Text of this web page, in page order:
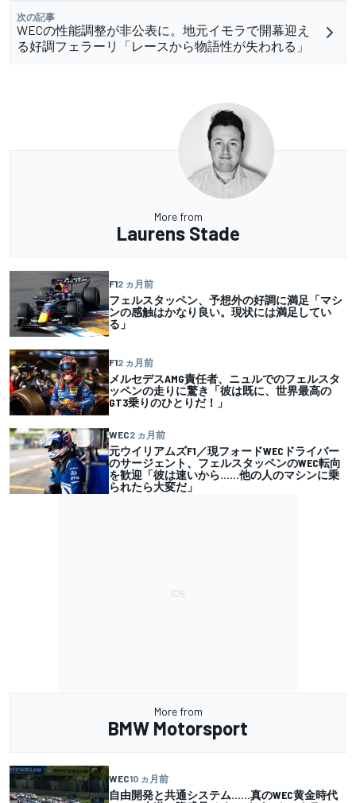
次の記事
WECの性能調整が非公表に。地元イモラで開幕迎え
る好調フェラーリ「レースから物語性が失われる」
More from
Laurens Stade
F12 ヵ月前
フェルスタッペン、予想外の好調に満足「マシ
ンの感触はかなり良い。現状には満足してい
る」
F12 ヵ月前
メルセデスAMG責任者、ニュルでのフェルスタ
ッペンの走りに驚き「彼は既に、世界最高の
GT3乗りのひとりだ！」
WEC2 ヵ月前
元ウイリアムズF1／現フォードWECドライバー
のサージェント、フェルスタッペンのWEC転向
を歓迎「彼は速いから……他の人のマシンに乗
られたら大変だ」
More from
BMW Motorsport
WEC10 ヵ月前
自由開発と共通システム……真のWEC黄金時代